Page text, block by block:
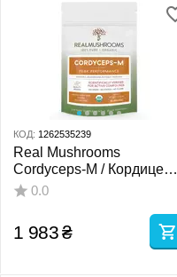
КОД: 1262535239
Real Mushrooms
Cordyceps-M / Кордицепс
органік порошок 60 г
0.0
1 983₴